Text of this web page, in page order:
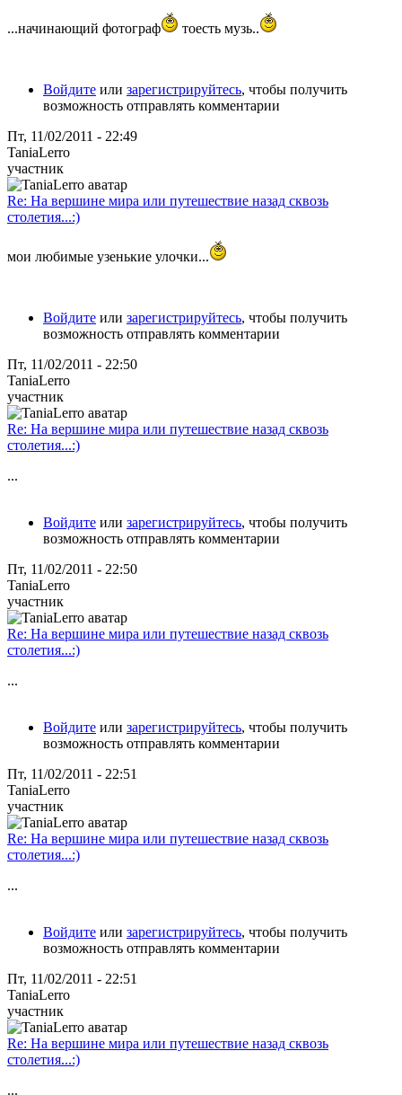
...начинающий фотограф тоесть музь..
Войдите или зарегистрируйтесь, чтобы получить
возможность отправлять комментарии
Пт, 11/02/2011 - 22:49
TaniaLerro
участник
Re: На вершине мира или путешествие назад сквозь
столетия...:)
мои любимые узенькие улочки...
Войдите или зарегистрируйтесь, чтобы получить
возможность отправлять комментарии
Пт, 11/02/2011 - 22:50
TaniaLerro
участник
Re: На вершине мира или путешествие назад сквозь
столетия...:)
...
Войдите или зарегистрируйтесь, чтобы получить
возможность отправлять комментарии
Пт, 11/02/2011 - 22:50
TaniaLerro
участник
Re: На вершине мира или путешествие назад сквозь
столетия...:)
...
Войдите или зарегистрируйтесь, чтобы получить
возможность отправлять комментарии
Пт, 11/02/2011 - 22:51
TaniaLerro
участник
Re: На вершине мира или путешествие назад сквозь
столетия...:)
...
Войдите или зарегистрируйтесь, чтобы получить
возможность отправлять комментарии
Пт, 11/02/2011 - 22:51
TaniaLerro
участник
Re: На вершине мира или путешествие назад сквозь
столетия...:)
...